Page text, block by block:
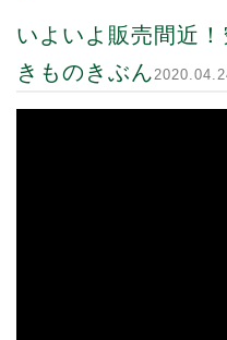
いよいよ販売間近
きものきぶん